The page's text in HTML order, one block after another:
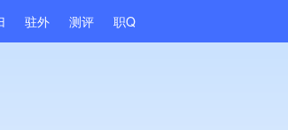
驻外 测评 职Q